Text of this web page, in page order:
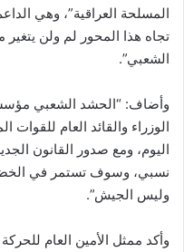
المسلحة العراقية”، وهي
تجاه هذا المحور لم ولن
الشعبي”.
وأضاف: “الحشد الشعبي
الوزراء والقائد العام
اليوم، ومع صدور القانون
نسبي، وسوف تستمر في
وليس الجيش”.
وأكد ممثل الأمين العام